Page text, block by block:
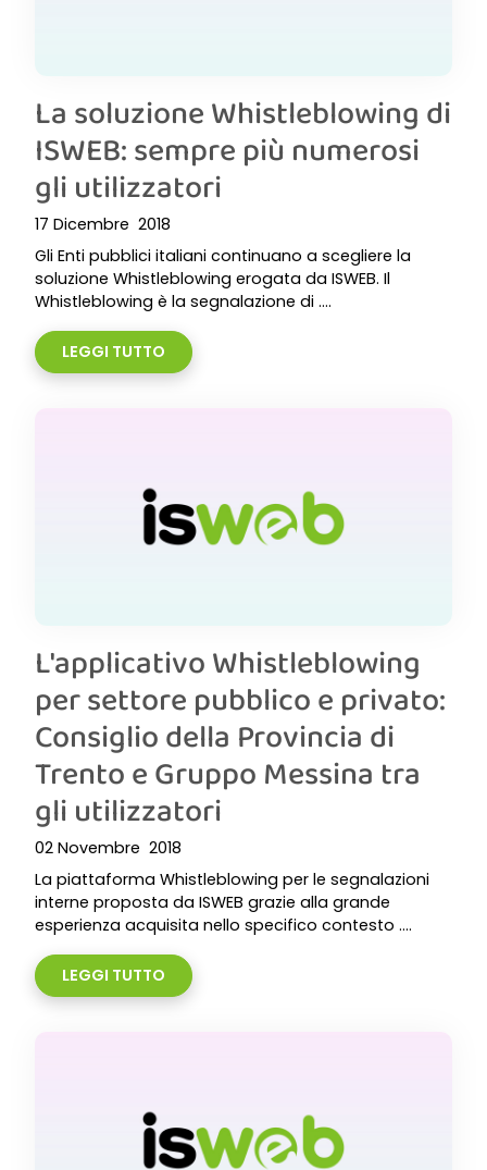
La soluzione Whistleblowing di
ISWEB: sempre più numerosi
gli utilizzatori
17 Dicembre 2018
Gli Enti pubblici italiani continuano a scegliere la
soluzione Whistleblowing erogata da ISWEB. Il
Whistleblowing è la segnalazione di ....
LEGGI TUTTO
L'applicativo Whistleblowing
per settore pubblico e privato:
Consiglio della Provincia di
Trento e Gruppo Messina tra
gli utilizzatori
02 Novembre 2018
La piattaforma Whistleblowing per le segnalazioni
interne proposta da ISWEB grazie alla grande
esperienza acquisita nello specifico contesto ....
LEGGI TUTTO